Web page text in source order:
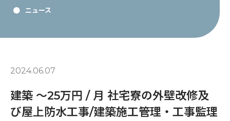
ニュース
2024.06.07
建築 〜25万円 / 月 社宅寮の外壁改修及
び屋上防水工事/建築施工管理・工事監理